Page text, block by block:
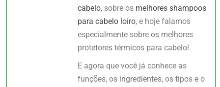
cabelo, sobre os melhores shampoos
para cabelo loiro, e hoje falamos
especialmente sobre os melhores
protetores térmicos para cabelo!
E agora que você já conhece as
funções, os ingredientes, os tipos e o